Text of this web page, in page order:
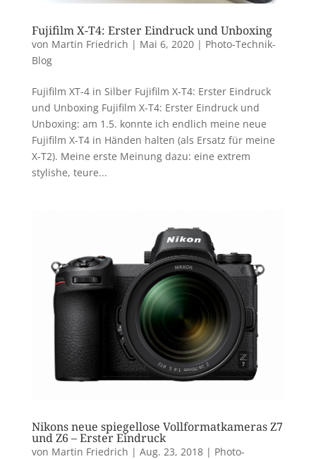
Fujifilm X-T4: Erster Eindruck und Unboxing
von Martin Friedrich | Mai 6, 2020| Photo-Technik-
Blog
Fujifilm XT-4 in Silber Fujifilm X-T4: Erster Eindruck
und Unboxing Fujifilm X-T4: Erster Eindruck und
Unboxing: am 1.5. konnte ich endlich meine neue
Fujifilm X-T4 in Händen halten (als Ersatz für meine
X-T2). Meine erste Meinung dazu: eine extrem
stylishe, teure...
Nikons neue spiegellose Vollformatkameras Z7
und Z6 – Erster Eindruck
von Martin Friedrich | Aug. 23, 2018| Photo-